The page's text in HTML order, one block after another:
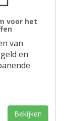
voor het
van
en
Bekijken